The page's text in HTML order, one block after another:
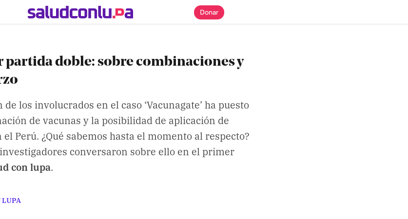
Donar
partida doble: sobre combinaciones y
los involucrados en el caso ‘Vacunagate’ ha puesto
de vacunas y la posibilidad de aplicación de
Perú. ¿Qué sabemos hasta el momento al respecto?
conversaron sobre ello en el primer
con lupa.
LUPA